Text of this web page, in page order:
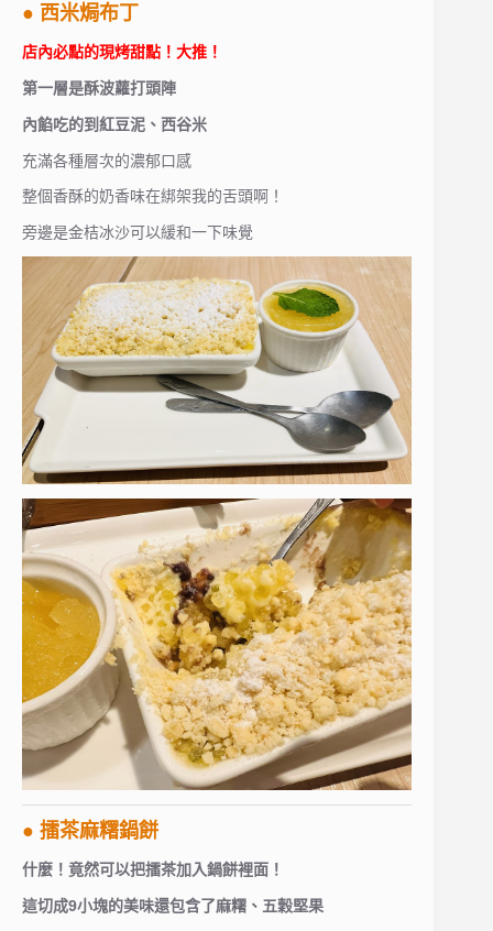
● 西米焗布丁
店內必點的現烤甜點！大推！
第一層是酥波蘿打頭陣
內餡吃的到紅豆泥、西谷米
充滿各種層次的濃郁口感
整個香酥的奶香味在綁架我的舌頭啊！
旁邊是金桔冰沙可以緩和一下味覺
● 擂茶麻糬鍋餅
什麼！竟然可以把擂茶加入鍋餅裡面！
這切成9小塊的美味還包含了麻糬、五穀堅果